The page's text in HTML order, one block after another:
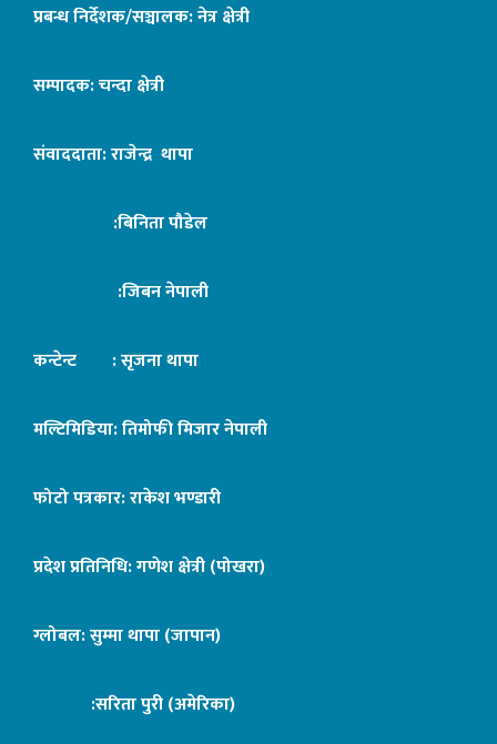
प्रबन्ध निर्देशक/सञ्चालक: नेत्र क्षेत्री
सम्पादक: चन्दा क्षेत्री
संवाददाता: राजेन्द्र थापा
:बिनिता पौडेल
:जिबन नेपाली
कन्टेन्ट : सृजना थापा
मल्टिमिडिया: तिमोफी मिजार नेपाली
फोटो पत्रकार: राकेश भण्डारी
प्रदेश प्रतिनिधि: गणेश क्षेत्री (पोखरा)
ग्लोबल: सुम्मा थापा (जापान)
:सरिता पुरी (अमेरिका)